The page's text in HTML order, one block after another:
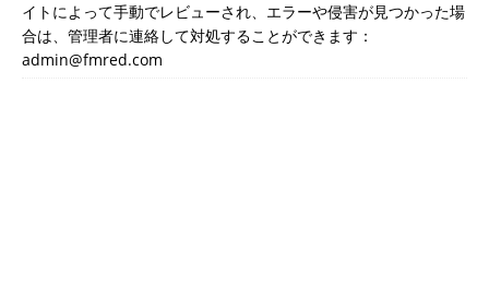
イトによって手動でレビューされ、エラーや侵害が見つかった場
合は、管理者に連絡して対処することができます：
admin@fmred.com